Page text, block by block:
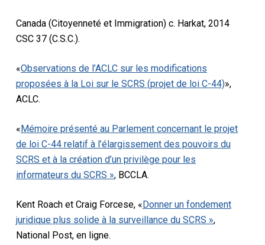
Canada (Citoyenneté et Immigration) c. Harkat, 2014
CSC 37 (C.S.C.).
«Observations de l’ACLC sur les modifications
proposées à la Loi sur le SCRS (projet de loi C-44)»,
ACLC.
«Mémoire présenté au Parlement concernant le projet
de loi C-44 relatif à l’élargissement des pouvoirs du
SCRS et à la création d’un privilège pour les
informateurs du SCRS », BCCLA.
Kent Roach et Craig Forcese, «Donner un fondement
juridique plus solide à la surveillance du SCRS »,
National Post, en ligne.